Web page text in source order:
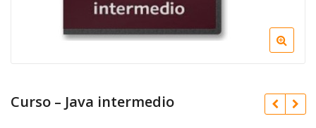
Curso – Java intermedio